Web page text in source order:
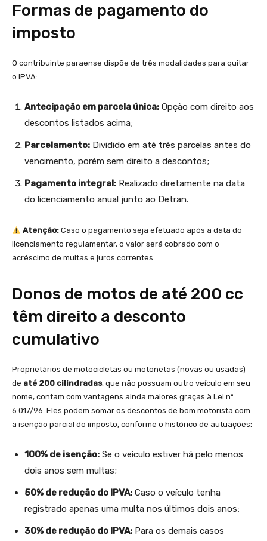
Formas de pagamento do
imposto
O contribuinte paraense dispõe de três modalidades para quitar
o IPVA:
Antecipação em parcela única: Opção com direito aos
descontos listados acima;
Parcelamento: Dividido em até três parcelas antes do
vencimento, porém sem direito a descontos;
Pagamento integral: Realizado diretamente na data
do licenciamento anual junto ao Detran.
Atenção:Caso o pagamento seja efetuado após a data do
licenciamento regulamentar, o valor será cobrado com o
acréscimo de multas e juros correntes.
Donos de motos de até 200 cc
têm direito a desconto
cumulativo
Proprietários de motocicletas ou motonetas (novas ou usadas)
de até 200 cilindradas, que não possuam outro veículo em seu
nome, contam com vantagens ainda maiores graças à Lei nº
6.017/96. Eles podem somar os descontos de bom motorista com
a isenção parcial do imposto, conforme o histórico de autuações:
100% de isenção: Se o veículo estiver há pelo menos
dois anos sem multas;
50% de redução do IPVA: Caso o veículo tenha
registrado apenas uma multa nos últimos dois anos;
30% de redução do IPVA: Para os demais casos